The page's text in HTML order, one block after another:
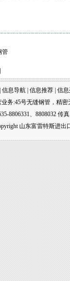
管
信息导航 信息推荐 信
业务:45号无缝钢管， 精密
8806331、8808032 传
山东富雷特斯进